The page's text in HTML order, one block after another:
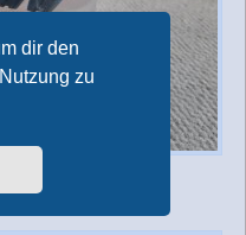
dir den
zu
Matthias dazu.